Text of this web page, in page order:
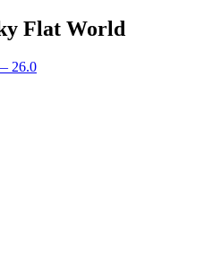
Flat World
26.0